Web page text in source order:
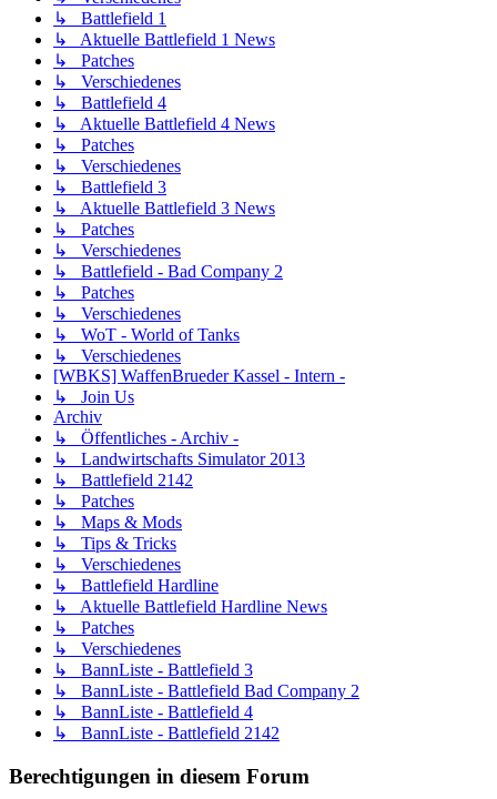
↳ Battlefield 1
↳ Aktuelle Battlefield 1 News
↳ Patches
↳ Verschiedenes
↳ Battlefield 4
↳ Aktuelle Battlefield 4 News
↳ Patches
↳ Verschiedenes
↳ Battlefield 3
↳ Aktuelle Battlefield 3 News
↳ Patches
↳ Verschiedenes
↳ Battlefield - Bad Company 2
↳ Patches
↳ Verschiedenes
↳ WoT - World of Tanks
↳ Verschiedenes
[WBKS] WaffenBrueder Kassel - Intern -
↳ Join Us
Archiv
↳ Öffentliches - Archiv -
↳ Landwirtschafts Simulator 2013
↳ Battlefield 2142
↳ Patches
↳ Maps & Mods
↳ Tips & Tricks
↳ Verschiedenes
↳ Battlefield Hardline
↳ Aktuelle Battlefield Hardline News
↳ Patches
↳ Verschiedenes
↳ BannListe - Battlefield 3
↳ BannListe - Battlefield Bad Company 2
↳ BannListe - Battlefield 4
↳ BannListe - Battlefield 2142
Berechtigungen in diesem Forum